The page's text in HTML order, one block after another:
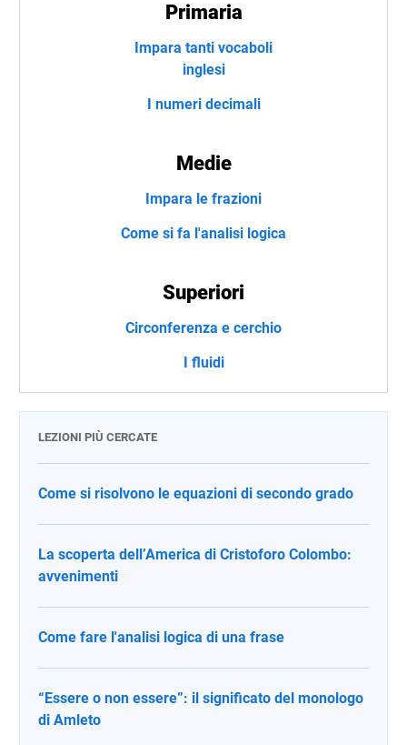
Primaria
Impara tanti vocaboli
inglesi
I numeri decimali
Medie
Impara le frazioni
Come si fa l'analisi logica
Superiori
Circonferenza e cerchio
I fluidi
LEZIONI PIÙ CERCATE
Come si risolvono le equazioni di secondo grado
La scoperta dell’America di Cristoforo Colombo:
avvenimenti
Come fare l'analisi logica di una frase
“Essere o non essere”: il significato del monologo
di Amleto